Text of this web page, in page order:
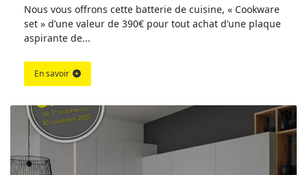
Nous vous offrons cette batterie de cuisine, « Cookware
set » d’une valeur de 390€ pour tout achat d’une plaque
aspirante de...
En savoir